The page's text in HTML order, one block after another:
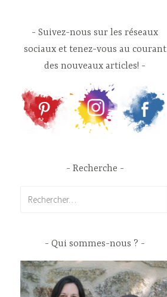
Suivez-nous sur les réseaux
sociaux et tenez-vous au courant
des nouveaux articles!
Recherche
Qui sommes-nous ?